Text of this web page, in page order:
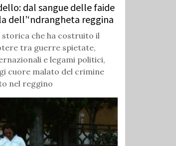
dal sangue delle faide
dell’‘ndrangheta reggina
storica che ha costruito il
tra guerre spietate,
e legami politici,
cuore malato del crimine
nel reggino